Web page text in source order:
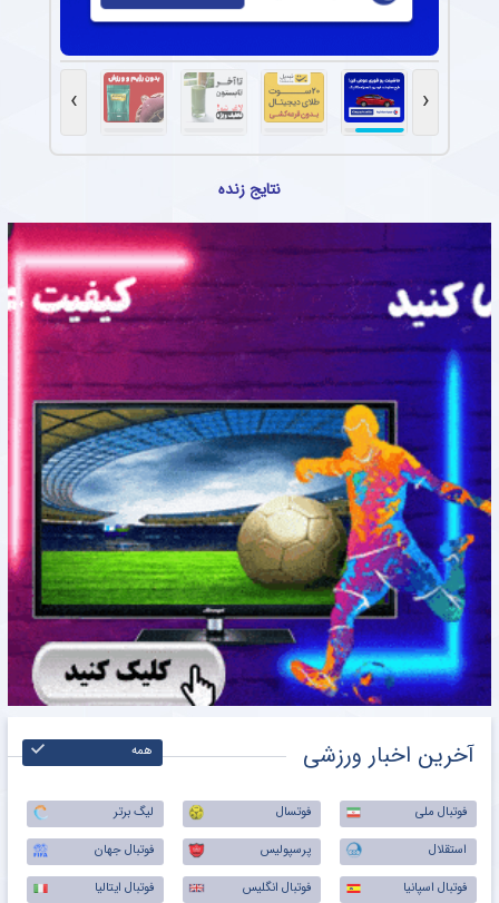
‹
›
نتایج زنده
آخرین اخبار ورزشی همه
فوتبال ملی فوتسال
لیگ برتر
استقلال
پرسپولیس
فوتبال جهان
فوتبال اسپانیا
فوتبال انگلیس فوتبال ایتالیا